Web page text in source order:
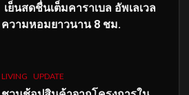
เย็นสดชื่นเต็มคาราเบล อัพเลเวล
ความหอมยาวนาน 8 ชม.
LIVING UPDATE